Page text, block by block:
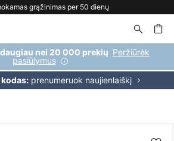
grąžinimas per 50 dienų
nei 20 000 prekių Peržiūrėk
pasiūlymus
prenumeruok naujienlaiškį